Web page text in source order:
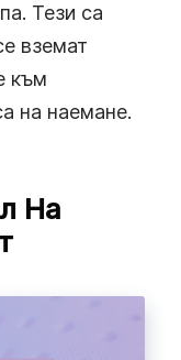
Тези са
вземат
към
на наемане.
На